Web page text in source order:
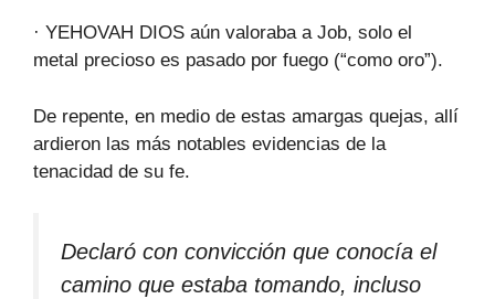
· YEHOVAH DIOS aún valoraba a Job, solo el
metal precioso es pasado por fuego (“como oro”).
De repente, en medio de estas amargas quejas, allí
ardieron las más notables evidencias de la
tenacidad de su fe.
Declaró con convicción que conocía el
camino que estaba tomando, incluso